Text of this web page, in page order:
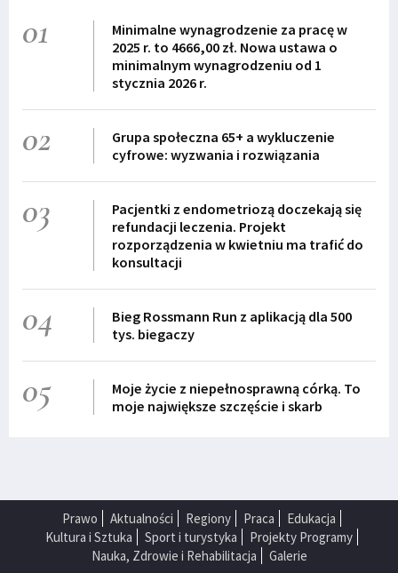
01
Minimalne wynagrodzenie za pracę w
2025 r. to 4666,00 zł. Nowa ustawa o
minimalnym wynagrodzeniu od 1
stycznia 2026 r.
02
Grupa społeczna 65+ a wykluczenie
cyfrowe: wyzwania i rozwiązania
03
Pacjentki z endometriozą doczekają się
refundacji leczenia. Projekt
rozporządzenia w kwietniu ma trafić do
konsultacji
04
Bieg Rossmann Run z aplikacją dla 500
tys. biegaczy
05
Moje życie z niepełnosprawną córką. To
moje największe szczęście i skarb
Prawo Aktualności Regiony Praca
Edukacja
Kultura i Sztuka
Sport i turystyka
Projekty Programy
Nauka, Zdrowie i Rehabilitacja
Galerie